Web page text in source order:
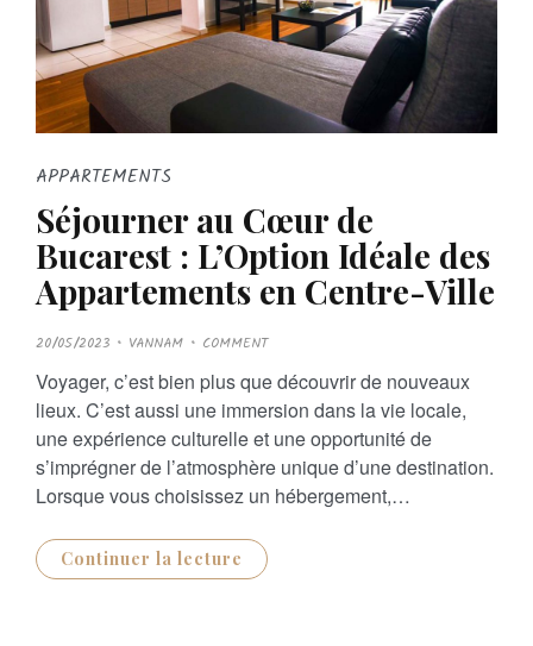
APPARTEMENTS
Séjourner au Cœur de
Bucarest : L’Option Idéale des
Appartements en Centre-Ville
P
O
T
E
D
O
N
20/05/2023 VANNAM COMMENT
Voyager, c’est bien plus que découvrir de nouveaux
lieux. C’est aussi une immersion dans la vie locale,
une expérience culturelle et une opportunité de
s’imprégner de l’atmosphère unique d’une destination.
Lorsque vous choisissez un hébergement,…
Continuer la lecture